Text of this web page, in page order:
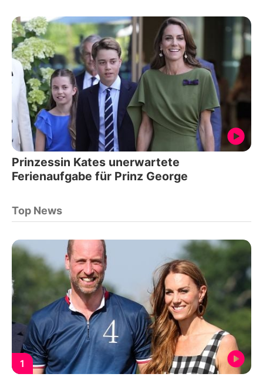
Prinzessin Kates unerwartete
Ferienaufgabe für Prinz George
Top News
1